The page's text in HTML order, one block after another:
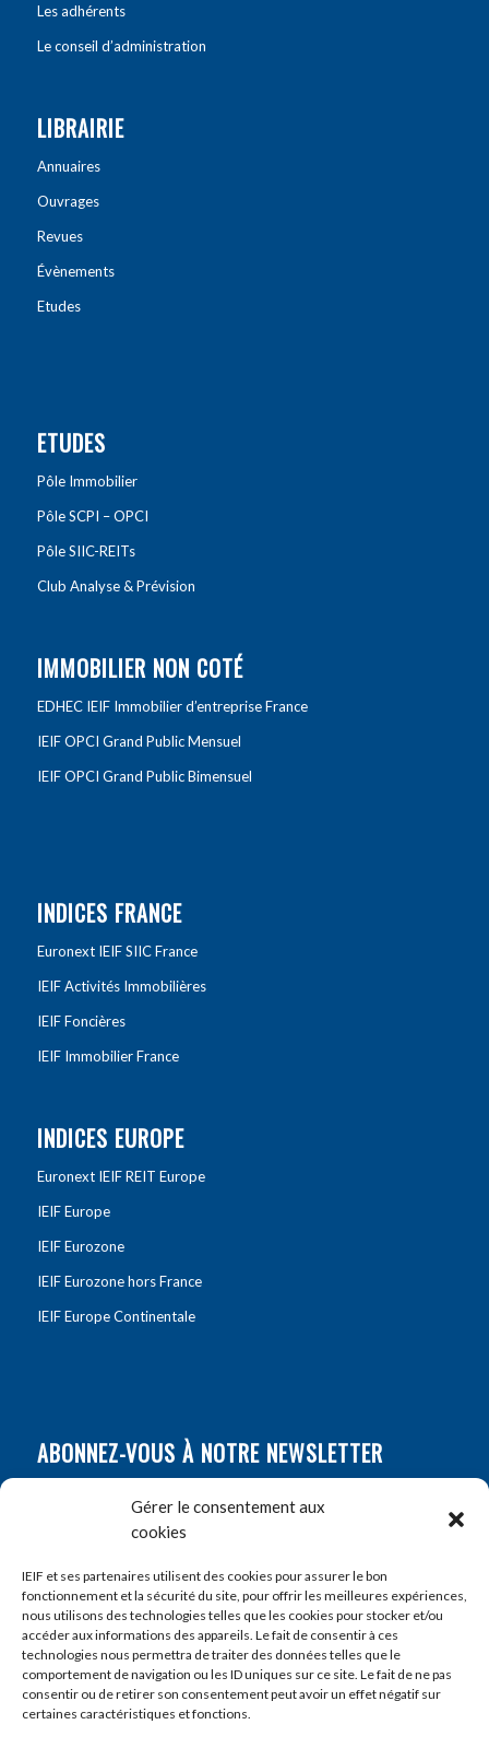
Gérer le consentement aux
cookies
IEIF et ses partenaires utilisent des cookies pour assurer le bon
fonctionnement et la sécurité du site, pour offrir les meilleures expériences,
nous utilisons des technologies telles que les cookies pour stocker et/ou
accéder aux informations des appareils. Le fait de consentir à ces
technologies nous permettra de traiter des données telles que le
comportement de navigation ou les ID uniques sur ce site. Le fait de ne pas
consentir ou de retirer son consentement peut avoir un effet négatif sur
certaines caractéristiques et fonctions.
Les adhérents
Le conseil d’administration
LIBRAIRIE
Annuaires
Ouvrages
Revues
Évènements
Etudes
ETUDES
Pôle Immobilier
Pôle SCPI – OPCI
Pôle SIIC-REITs
Club Analyse & Prévision
IMMOBILIER NON COTÉ
EDHEC IEIF Immobilier d’entreprise France
IEIF OPCI Grand Public Mensuel
IEIF OPCI Grand Public Bimensuel
INDICES FRANCE
Euronext IEIF SIIC France
IEIF Activités Immobilières
IEIF Foncières
IEIF Immobilier France
INDICES EUROPE
Euronext IEIF REIT Europe
IEIF Europe
IEIF Eurozone
IEIF Eurozone hors France
IEIF Europe Continentale
ABONNEZ-VOUS À NOTRE NEWSLETTER
Prénom*
E-mail*